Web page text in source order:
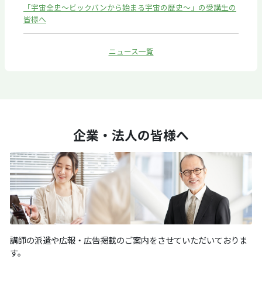
「宇宙全史～ビックバンから始まる宇宙の歴史～」の受講生の
皆様へ
ニュース一覧
企業・法人の皆様へ
講師の派遣や広報・広告掲載のご案内をさせていただいておりま
す。